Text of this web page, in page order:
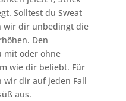
Solltest du Sweat
wir dir unbedingt die
Den
mit oder ohne
wie dir beliebt. Für
wir dir auf jeden Fall
aus.